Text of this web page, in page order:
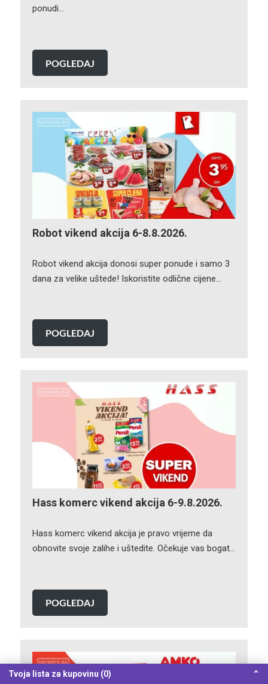
ponudi…
POGLEDAJ
Robot vikend akcija 6-8.8.2026.
Robot vikend akcija donosi super ponude i samo 3
dana za velike uštede! Iskoristite odlične cijene…
POGLEDAJ
Hass komerc vikend akcija 6-9.8.2026.
Hass komerc vikend akcija je pravo vrijeme da
obnovite svoje zalihe i uštedite. Očekuje vas bogat…
POGLEDAJ
Tvoja lista za kupovinu (0) ⌃